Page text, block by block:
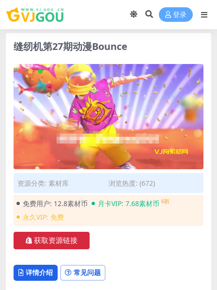
登录
缝纫机第27期动漫Bounce
资源分类: 素材库 浏览热度: (672)
免费用户: 12.8素材币 月卡VIP: 7.68素材币 6折
永久VIP: 免费
获取资源链接
详情介绍 常见问题